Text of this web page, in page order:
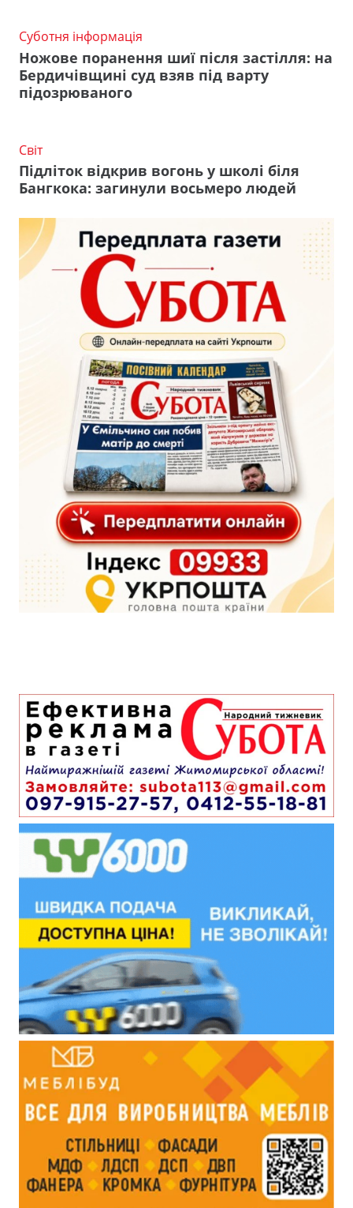
Суботня інформація
Ножове поранення шиї після застілля: на
Бердичівщині суд взяв під варту
підозрюваного
Світ
Підліток відкрив вогонь у школі біля
Бангкока: загинули восьмеро людей